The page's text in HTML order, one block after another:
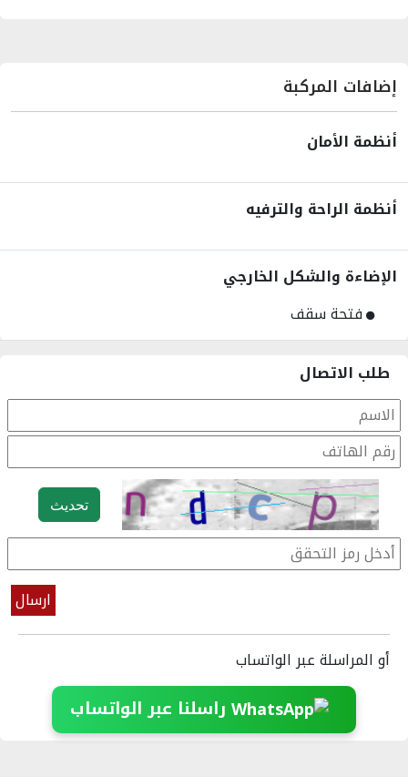
إضافات المركبة
أنظمة الأمان
أنظمة الراحة والترفيه
الإضاءة والشكل الخارجي
فتحة سقف
طلب الاتصال
تحديث
أو المراسلة عبر الواتساب